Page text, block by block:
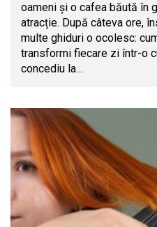
oameni și o cafea băută în
atracție. După câteva ore,
multe ghiduri o ocolesc:
transformi fiecare zi într-o
concediu la…